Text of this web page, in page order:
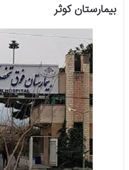
بیمارستان کوثر